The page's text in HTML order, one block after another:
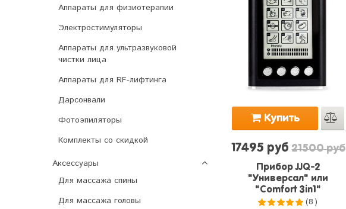
Аппараты для физиотерапии
Электростимуляторы
Аппараты для ультразвуковой
чистки лица
Аппараты для RF-лифтинга
Дарсонвали
Фотоэпиляторы
Комплекты со скидкой
Аксессуары
Для массажа спины
Для массажа головы
Купить
17495 руб21500 руб
Прибор JJQ-2
"Универсал" или
"Comfort 3in1"
(8)